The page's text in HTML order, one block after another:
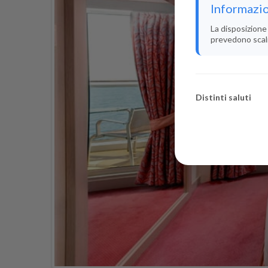
La
prevedono
Distinti saluti